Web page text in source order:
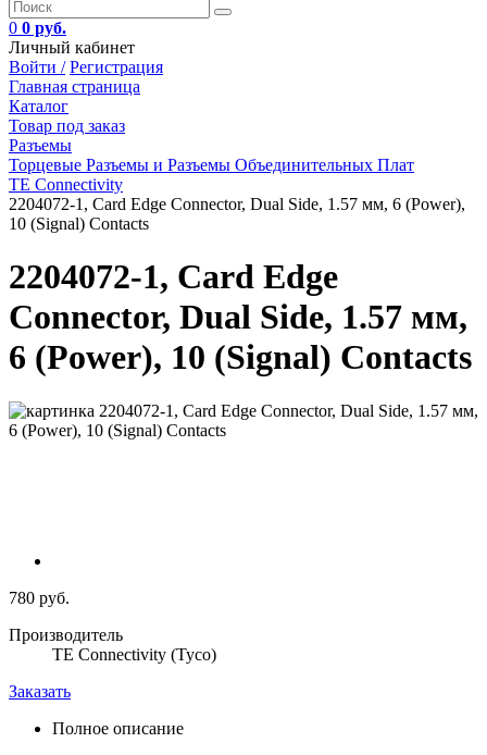
0 0 руб.
Личный кабинет
Войти / Регистрация
Главная страница
Каталог
Товар под заказ
Разъемы
Торцевые Разъемы и Разъемы Объединительных Плат
TE Connectivity
2204072-1, Card Edge Connector, Dual Side, 1.57 мм, 6 (Power),
10 (Signal) Contacts
2204072-1, Card Edge
Connector, Dual Side, 1.57 мм,
6 (Power), 10 (Signal) Contacts
780 руб.
Производитель
TE Connectivity (Tyco)
Заказать
Полное описание